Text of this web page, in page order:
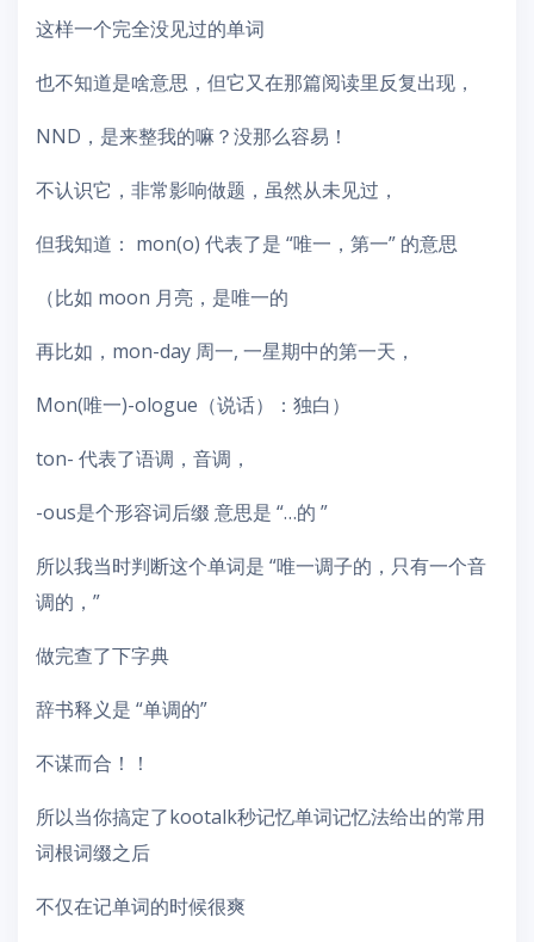
这样一个完全没见过的单词
也不知道是啥意思，但它又在那篇阅读里反复出现，
NND，是来整我的嘛？没那么容易！
不认识它，非常影响做题，虽然从未见过，
但我知道： mon(o) 代表了是 “唯一，第一” 的意思
（比如 moon 月亮，是唯一的
再比如，mon-day 周一, 一星期中的第一天，
Mon(唯一)-ologue（说话）：独白）
ton- 代表了语调，音调，
-ous是个形容词后缀 意思是 “…的 ”
所以我当时判断这个单词是 “唯一调子的，只有一个音
调的，”
做完查了下字典
辞书释义是 “单调的”
不谋而合！！
所以当你搞定了kootalk秒记忆单词记忆法给出的常用
词根词缀之后
不仅在记单词的时候很爽